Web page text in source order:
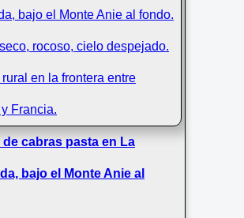
de cabras pasta en La
bajo el Monte Anie al